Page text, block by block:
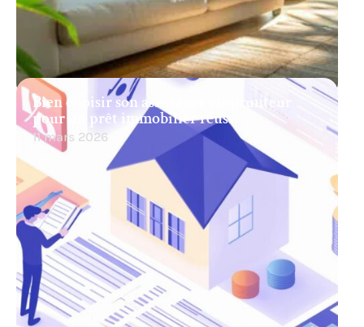
Bien choisir son assurance emprunteur
pour un prêt immobilier réussi
11 mars 2026